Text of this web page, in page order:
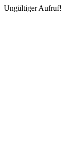
Ungültiger Aufruf!